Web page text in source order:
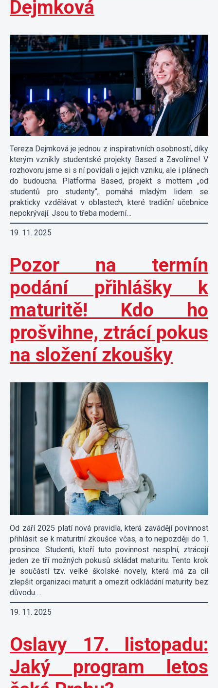
Dejmková
Tereza Dejmková je jednou z inspirativních osobností, díky
kterým vznikly studentské projekty Based a Zavolíme! V
rozhovoru jsme si s ní povídali o jejich vzniku, ale i plánech
do budoucna. Platforma Based, projekt s mottem „od
studentů pro studenty“, pomáhá mladým lidem se
prakticky vzdělávat v oblastech, které tradiční učebnice
nepokrývají. Jsou to třeba moderní…
19. 11. 2025
Pozor na termín
podání přihlášky k
maturitě! Kdo ho
prošvihne, ztrácí pokus
na složení zkoušky
Od září 2025 platí nová pravidla, která zavádějí povinnost
přihlásit se k maturitní zkoušce včas, a to nejpozději do 1.
prosince. Studenti, kteří tuto povinnost nesplní, ztrácejí
jeden ze tří možných pokusů skládat maturitu. Tento krok
je součástí tzv. velké školské novely, která má za cíl
zlepšit organizaci maturit a omezit odkládání maturity bez
důvodu.…
19. 11. 2025
Oslavy 17. listopadu:
Jaký program letos